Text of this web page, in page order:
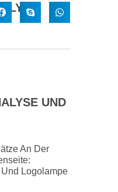
UND
An Der
Logolampe